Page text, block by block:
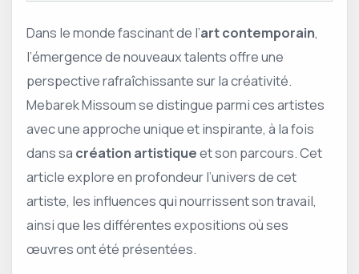
Dans le monde fascinant de l’art contemporain,
l’émergence de nouveaux talents offre une
perspective rafraîchissante sur la créativité.
Mebarek Missoum se distingue parmi ces artistes
avec une approche unique et inspirante, à la fois
dans sa création artistiqueet son parcours. Cet
article explore en profondeur l’univers de cet
artiste, les influences qui nourrissent son travail,
ainsi que les différentes expositions où ses
œuvres ont été présentées.